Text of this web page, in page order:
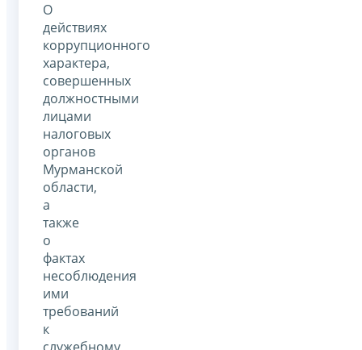
О
действиях
коррупционного
характера,
совершенных
должностными
лицами
налоговых
органов
Мурманской
области,
а
также
о
фактах
несоблюдения
ими
требований
к